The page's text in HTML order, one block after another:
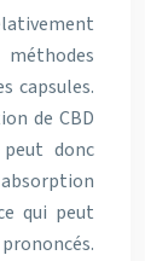
capsules.
de CBD
donc
qui peut